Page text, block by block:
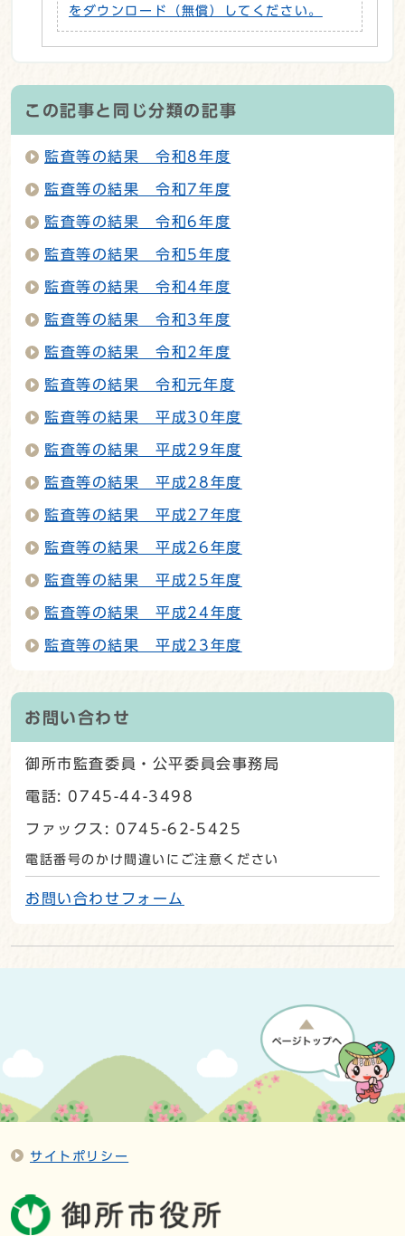
をダウンロード（無償）してください。
この記事と同じ分類の記事
監査等の結果 令和8年度
監査等の結果 令和7年度
監査等の結果 令和6年度
監査等の結果 令和5年度
監査等の結果 令和4年度
監査等の結果 令和3年度
監査等の結果 令和2年度
監査等の結果 令和元年度
監査等の結果 平成30年度
監査等の結果 平成29年度
監査等の結果 平成28年度
監査等の結果 平成27年度
監査等の結果 平成26年度
監査等の結果 平成25年度
監査等の結果 平成24年度
監査等の結果 平成23年度
お問い合わせ
御所市監査委員・公平委員会事務局
電話: 0745-44-3498
ファックス: 0745-62-5425
電話番号のかけ間違いにご注意ください
お問い合わせフォーム
サイトポリシー